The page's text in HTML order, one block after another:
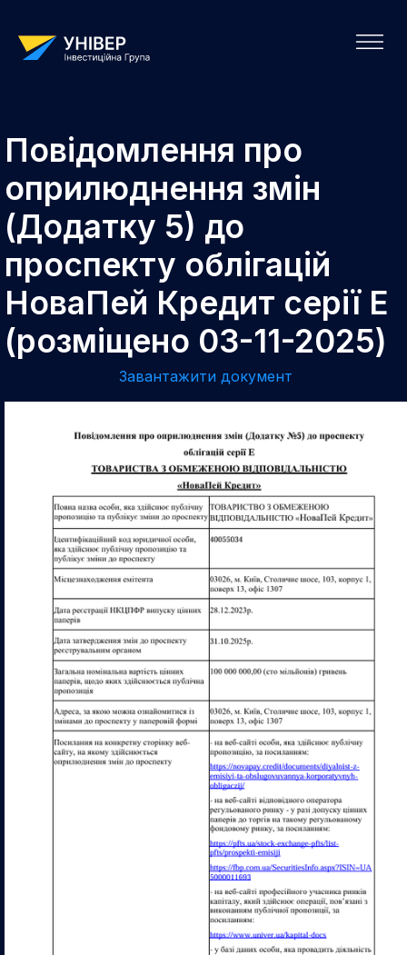
Повідомлення про
оприлюднення змін
(Додатку 5) до
проспекту облігацій
НоваПей Кредит серії E
(розміщено 03-11-2025)
Завантажити документ